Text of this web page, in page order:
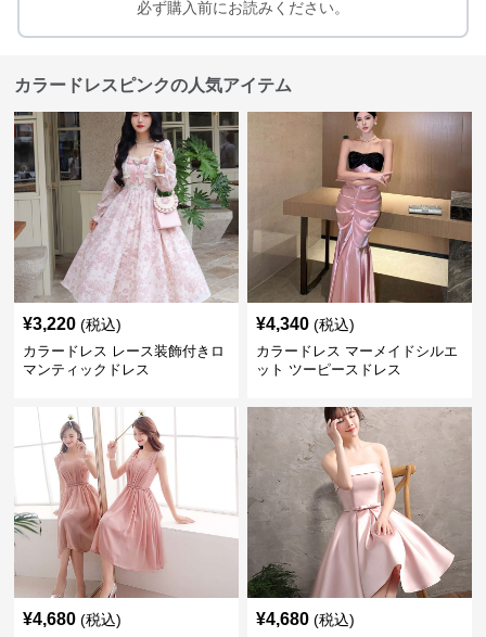
必ず購入前にお読みください。
カラードレスピンクの人気アイテム
¥3,220 (税込)
カラードレス レース装飾付きロ
マンティックドレス
¥4,340 (税込)
カラードレス マーメイドシルエ
ット ツーピースドレス
¥4,680 (税込) ¥4,680 (税込)